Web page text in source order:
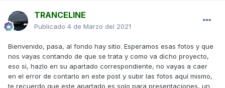
TRANCELINE
Publicado 4 de Marzo del 2021
Bienvenido, pasa, al fondo hay sitio. Esperamos esas fotos y que
nos vayas contando de que se trata y como va dicho proyecto,
eso si, hazlo en su apartado correspondiente, no vayas a caer
en el error de contarlo en este post y subir las fotos aquí mismo,
te recuerdo que este apartado es solo para presentaciones, un